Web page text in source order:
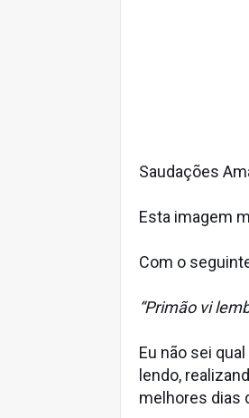
Saudações
Esta imagem
Com o
“Primão vi
Eu não sei
lendo,
melhores dias